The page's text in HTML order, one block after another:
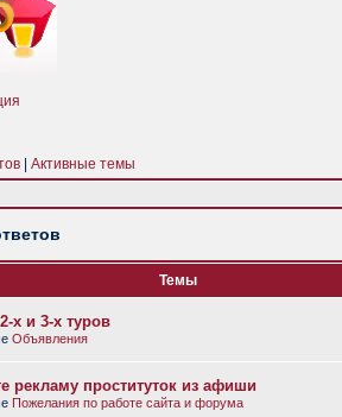
Активные темы
Темы
х и 3-х туров
Объявления
рекламу проституток из афиши
Пожелания по работе сайта и форума